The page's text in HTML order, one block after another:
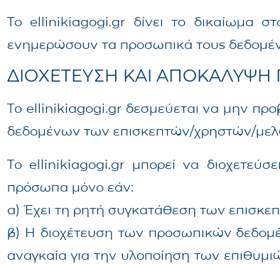
Το ellinikiagogi.gr δίνει το δικαίωμα
ενημερώσουν τα προσωπικά τους
ΔΙΟΧΕΤΕΥΣΗ ΚΑΙ
Το ellinikiagogi.gr δεσμεύεται να μην
δεδομένων των επισκεπτών/χρηστών/
Το ellinikiagogi.gr μπορεί να
πρόσωπα μόνο εάν:
α) Έχει τη ρητή συγκατάθεση των
β) Η διοχέτευση των προσωπικών
αναγκαία για την υλοποίηση των